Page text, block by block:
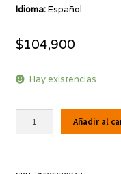
Idioma:Español
$104,900
Hay existencias
Ensalada
Añadir al